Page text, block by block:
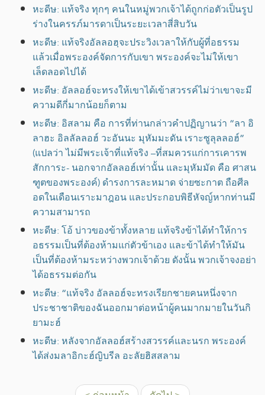
หะดีษ: แท้จริง ทุกๆ คนในหมู่พวกเจ้าได้ถูกก่อตัวเป็นรูป
ร่างในครรภ์มารดาเป็นระยะเวลาสี่สิบวัน
หะดีษ: แท้จริงอัลลอฮฺจะประวิงเวลาให้กับผู้ที่อธรรม
แล้วเมื่อพระองค์จัดการกับเขา พระองค์จะไม่ให้เขา
เล็ดลอดไปได้
หะดีษ: อัลลอฮ์จะทรงให้เขาได้เข้าสวรรค์ไม่ว่าเขาจะมี
ความดีกี่มากน้อยก็ตาม
หะดีษ: อิสลาม คือ การที่ท่านกล่าวคำปฏิญานว่า “ลา อิ
ลาฮะ อิลลัลลอฮ์ วะอันนะ มุหัมมะดัน เราะซูลุลลอฮ์”
(แปลว่า ไม่มีพระเจ้าที่แท้จริง –ที่สมควรแก่การเคารพ
สักการะ- นอกจากอัลลอฮ์เท่านั้น และมุหัมมัด คือ ศาสน
ฑูตของพระองค์) ดำรงการละหมาด จ่ายซะกาต ถือศีล
อดในเดือนเราะมาฎอน และประกอบพิธีหัจญ์หากท่านมี
ความสามารถ
หะดีษ: โอ้ บ่าวของข้าทั้งหลาย แท้จริงข้าได้ทำให้การ
อธรรมเป็นที่ต้องห้ามแก่ตัวข้าเอง และข้าได้ทำให้มัน
เป็นที่ต้องห้ามระหว่างพวกเจ้าด้วย ดังนั้น พวกเจ้าจงอย่า
ได้อธรรมต่อกัน
หะดีษ: “แท้จริง อัลลอฮ์จะทรงเรียกชายคนหนึ่งจาก
ประชาชาติของฉันออกมาต่อหน้าผู้คนมากมายในวันกิ
ยามะฮ์
หะดีษ: หลังจากอัลลอฮ์สร้างสวรรค์และนรก พระองค์
ได้ส่งมลาอิกะฮ์ญิบรีล อะลัยฮิสสลาม